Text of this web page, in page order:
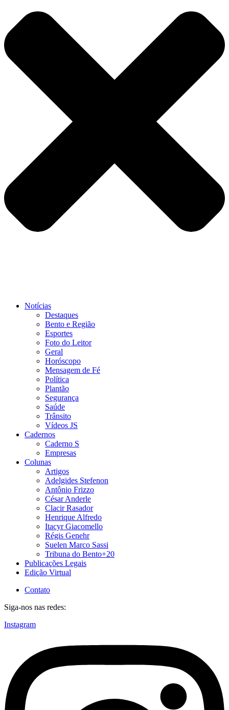
Notícias
Destaques
Bento e Região
Esportes
Foto do Leitor
Geral
Horóscopo
Mensagem de Fé
Política
Plantão
Segurança
Saúde
Trânsito
Vídeos JS
Cadernos
Caderno S
Empresas
Colunas
Artigos
Adelgides Stefenon
Antônio Frizzo
César Anderle
Clacir Rasador
Henrique Alfredo
Itacyr Giacomello
Régis Genehr
Suelen Marco Sassi
Tribuna do Bento+20
Publicações Legais
Edição Virtual
Contato
Siga-nos nas redes:
Instagram